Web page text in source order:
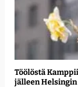
Töölöstä
jälleen